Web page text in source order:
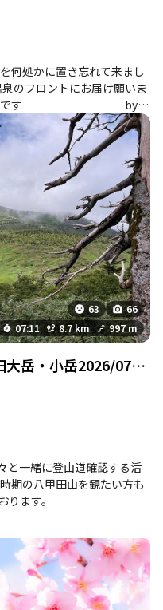
何処かに置き忘れて来まし
のフロントにお届け願いま
ないアホです byば
63
66
07:11
8.7 km 997 m
【八甲田パトロール①】高田大岳・小岳2026/07/15
と一緒に登山道確認する活
ます。